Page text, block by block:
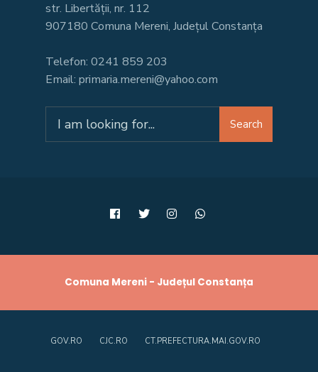
str. Libertății, nr. 112
907180 Comuna Mereni, Județul Constanța
Telefon: 0241 859 203
Email: primaria.mereni@yahoo.com
for:
Search
Comuna Mereni - Județul Constanța
GOV.RO CJC.RO CT.PREFECTURA.MAI.GOV.RO